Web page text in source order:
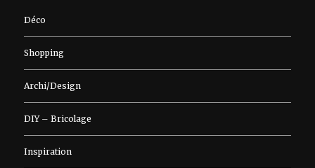
Déco
Shopping
Archi/Design
DIY – Bricolage
Inspiration